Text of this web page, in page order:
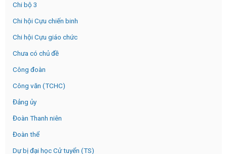
Chi bộ 3
Chi hội Cựu chiến binh
Chi hội Cựu giáo chức
Chưa có chủ đề
Công đoàn
Công văn (TCHC)
Đảng ủy
Đoàn Thanh niên
Đoàn thể
Dự bị đại học Cử tuyển (TS)